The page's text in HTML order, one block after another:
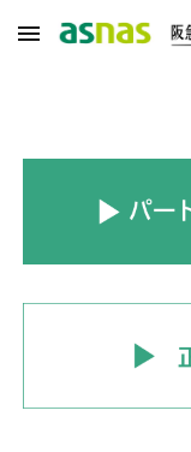
Skip to main content